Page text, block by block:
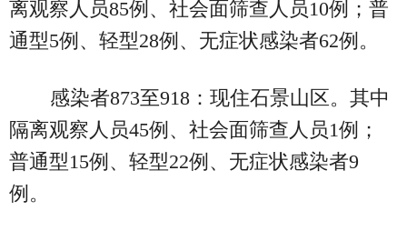
离观察人员85例、社会面筛查人员10例；普
通型5例、轻型28例、无症状感染者62例。
感染者873至918：现住石景山区。其中
隔离观察人员45例、社会面筛查人员1例；
普通型15例、轻型22例、无症状感染者9
例。